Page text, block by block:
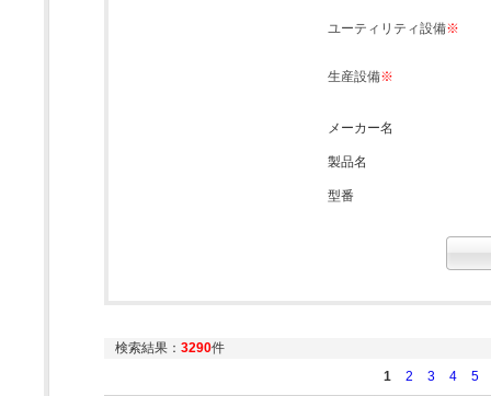
ユーティリティ設備※
生産設備※
メーカー名
製品名
型番
検索結果： 3290件
1
2 3 4 5